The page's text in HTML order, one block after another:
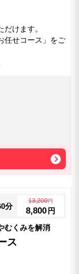
けます。
任せコース」をご
分
13,200円
8,800 円
むくみを解消
ス